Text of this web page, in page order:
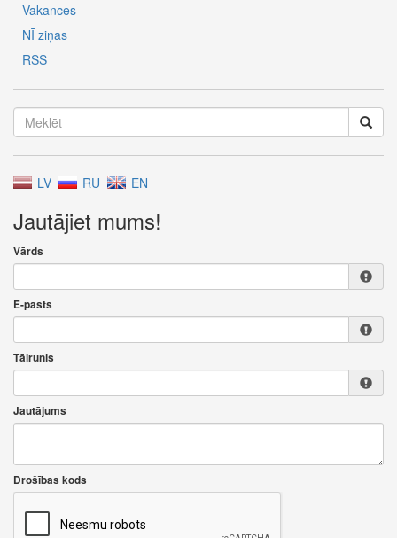
Vakances
NĪ ziņas
RSS
LV RU EN
Jautājiet mums!
Vārds
E-pasts
Tālrunis
Jautājums
Drošības kods